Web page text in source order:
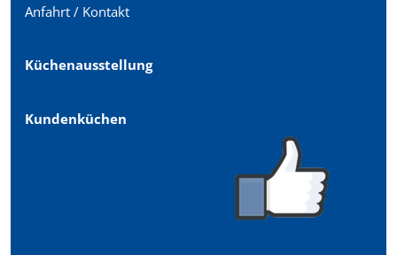
Anfahrt / Kontakt
Küchenausstellung
Kundenküchen